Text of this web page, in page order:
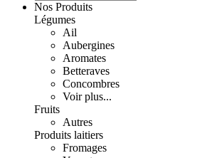
Nos Produits
Légumes
Ail
Aubergines
Aromates
Betteraves
Concombres
Voir plus...
Fruits
Autres
Produits laitiers
Fromages